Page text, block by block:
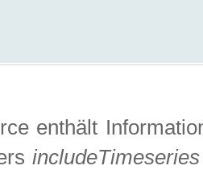
enthält
includeTimeseries